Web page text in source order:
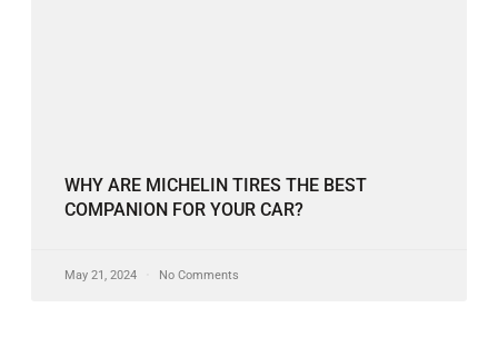
WHY ARE MICHELIN TIRES THE BEST
COMPANION FOR YOUR CAR?
May 21, 2024 No Comments